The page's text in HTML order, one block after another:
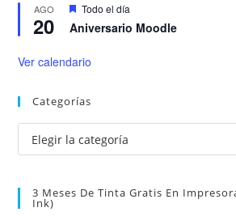
AGO
20
D
e
s
a
d
Todo el día
Aniversario Moodle
Ver calendario
Categorías
Categorías
3 Meses De Tinta Gratis En
Ink)